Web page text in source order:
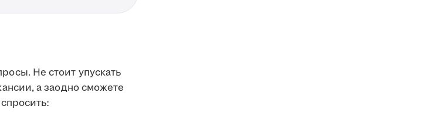
Не стоит упускать
а заодно сможете